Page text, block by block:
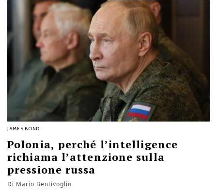
strategica
JAMES BOND
Polonia, perché l’intelligence
richiama l’attenzione sulla
pressione russa
Di Mario Bentivoglio